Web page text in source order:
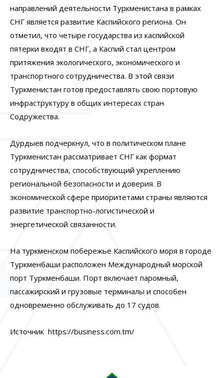
направлений деятельности Туркменистана в рамках
СНГ является развитие Каспийского региона. Он
отметил, что четыре государства из каспийской
пятерки входят в СНГ, а Каспий стал центром
притяжения экологического, экономического и
транспортного сотрудничества. В этой связи
Туркменистан готов предоставлять свою портовую
инфраструктуру в общих интересах стран
Содружества.
Дурдыев подчеркнул, что в политическом плане
Туркменистан рассматривает СНГ как формат
сотрудничества, способствующий укреплению
региональной безопасности и доверия. В
экономической сфере приоритетами страны являются
развитие транспортно-логистической и
энергетической связанности.
На туркменском побережье Каспийского моря в городе
Туркменбаши расположен Международный морской
порт Туркменбаши. Порт включает паромный,
пассажирский и грузовые терминалы и способен
одновременно обслуживать до 17 судов.
Источник https://business.com.tm/